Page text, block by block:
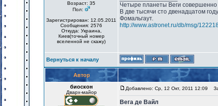
Возраст: 35
Пол:
Зарегистрирован: 12.05.2011
Сообщения: 2576
Откуда: Украина,
Киев(точный номер
вселенной не скажу)
Четыре планеты Веги
В две тысячи сто двенадцатом
Фомальгаут.
http://www.astronet.ru/db/msg/
Вернуться к началу
Автор
биоскон
Дварх-майор
Добавлено: Ср, 12 Окт, 2011 12:09
Вега де Вайл